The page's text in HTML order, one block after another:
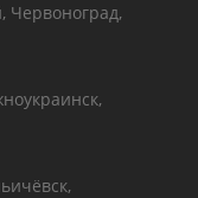
Червоноград,